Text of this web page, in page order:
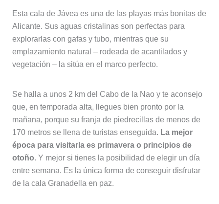
Esta cala de Jávea es una de las playas más bonitas de
Alicante. Sus aguas cristalinas son perfectas para
explorarlas con gafas y tubo, mientras que su
emplazamiento natural – rodeada de acantilados y
vegetación – la sitúa en el marco perfecto.
Se halla a unos 2 km del Cabo de la Nao y te aconsejo
que, en temporada alta, llegues bien pronto por la
mañana, porque su franja de piedrecillas de menos de
170 metros se llena de turistas enseguida. La mejor
época para visitarla es primavera o principios de
otoño. Y mejor si tienes la posibilidad de elegir un día
entre semana. Es la única forma de conseguir disfrutar
de la cala Granadella en paz.